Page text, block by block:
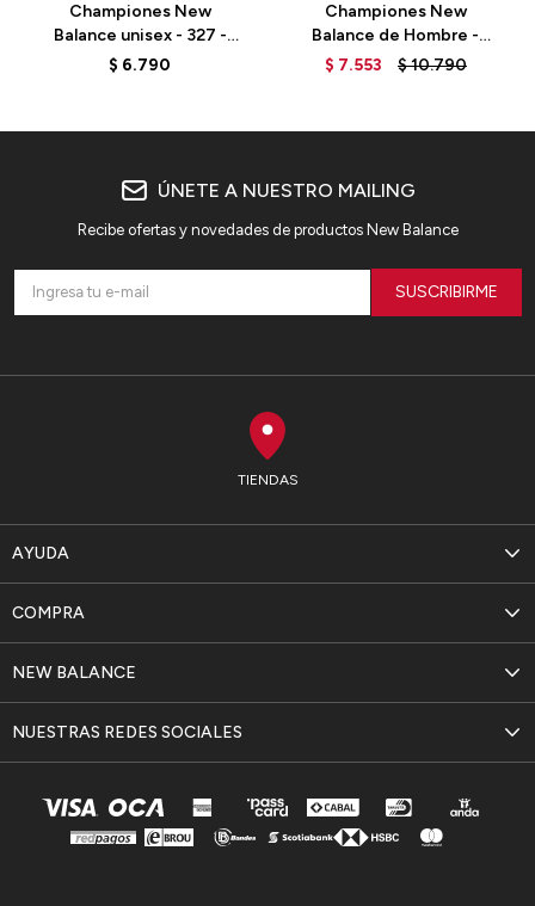
Championes New
Balance unisex - 327 -
U327WCC - SEA SALT
$ 6.790
Championes New
Balance de Hombre -
Super Comp - MRCXLG3 -
$ 7.553 $10.790
TIENDAS
AYUDA
NEW BALANCE
COMPRA
NUESTRAS REDES SOCIALES
ÚNETE A NUESTRO MAILING
Recibe ofertas y novedades de productos New Balance
SUSCRIBIRME